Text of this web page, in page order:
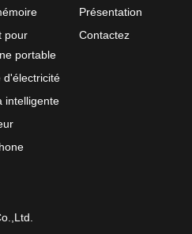
pour
portable
d'électricité
intelligente
Présentation
Contactez